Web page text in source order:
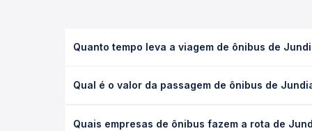
Quanto tempo leva a viagem de ônibus de
as condições de tráfego. Na Quero Passagem
Qual é o valor da passagem de ônibus de
antecedência da compra. Na Quero Passagem
Quais empresas de ônibus fazem a rota de